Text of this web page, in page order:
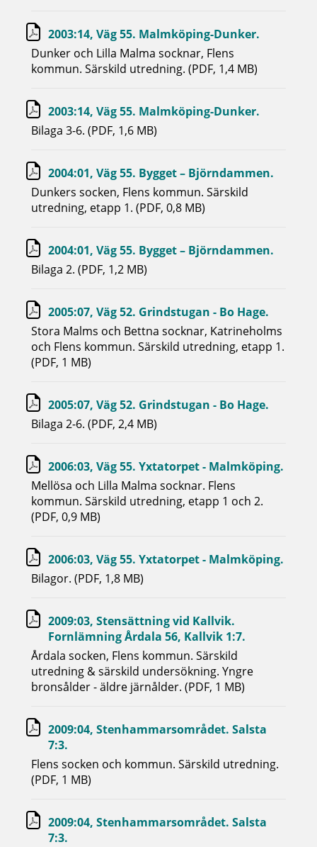
2003:14, Väg 55. Malmköping-Dunker.
Dunker och Lilla Malma socknar, Flens
kommun. Särskild utredning. (PDF, 1,4 MB)
2003:14, Väg 55. Malmköping-Dunker.
Bilaga 3-6. (PDF, 1,6 MB)
2004:01, Väg 55. Bygget – Björndammen.
Dunkers socken, Flens kommun. Särskild
utredning, etapp 1. (PDF, 0,8 MB)
2004:01, Väg 55. Bygget – Björndammen.
Bilaga 2. (PDF, 1,2 MB)
2005:07, Väg 52. Grindstugan - Bo Hage.
Stora Malms och Bettna socknar, Katrineholms
och Flens kommun. Särskild utredning, etapp 1.
(PDF, 1 MB)
2005:07, Väg 52. Grindstugan - Bo Hage.
Bilaga 2-6. (PDF, 2,4 MB)
2006:03, Väg 55. Yxtatorpet - Malmköping.
Mellösa och Lilla Malma socknar. Flens
kommun. Särskild utredning, etapp 1 och 2.
(PDF, 0,9 MB)
2006:03, Väg 55. Yxtatorpet - Malmköping.
Bilagor. (PDF, 1,8 MB)
2009:03, Stensättning vid Kallvik.
Fornlämning Årdala 56, Kallvik 1:7.
Årdala socken, Flens kommun. Särskild
utredning & särskild undersökning. Yngre
bronsålder - äldre järnålder. (PDF, 1 MB)
2009:04, Stenhammarsområdet. Salsta
7:3.
Flens socken och kommun. Särskild utredning.
(PDF, 1 MB)
2009:04, Stenhammarsområdet. Salsta
7:3.